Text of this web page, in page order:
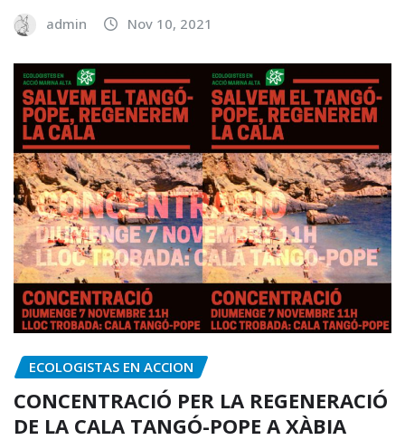
admin Nov 10, 2021
ECOLOGISTAS EN ACCION
CONCENTRACIÓ PER LA REGENERACIÓ
DE LA CALA TANGÓ-POPE A XÀBIA